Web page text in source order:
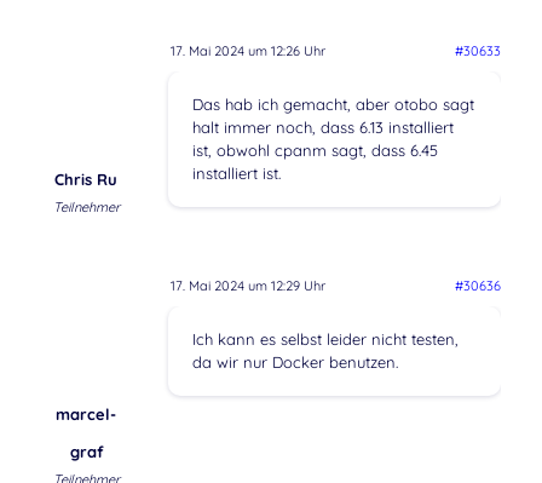
17. Mai 2024 um 12:26 Uhr #30633
Chris Ru
Teilnehmer
Das hab ich gemacht, aber otobo sagt
halt immer noch, dass 6.13 installiert
ist, obwohl cpanm sagt, dass 6.45
installiert ist.
17. Mai 2024 um 12:29 Uhr #30636
marcel-
graf
Teilnehmer
Ich kann es selbst leider nicht testen,
da wir nur Docker benutzen.